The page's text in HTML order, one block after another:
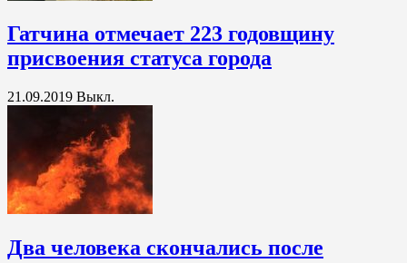
Гатчина отмечает 223 годовщину
присвоения статуса города
21.09.2019 Выкл.
Два человека скончались после